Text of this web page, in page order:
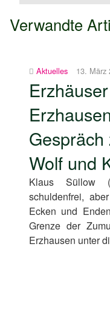
Verwandte
Aktuelles 13. März
Wolf und
Klaus Süllow
schuldenfrei,
Ecken und
Grenze der
Erzhausen unter